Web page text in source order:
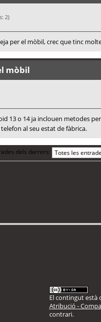
2)
per el mòbil, crec que tinc
mòbil
13 o 14 ja inclouen metodes
al seu estat de fàbrica.
dels darrers:
El contingut està
Atribució -
contrari.